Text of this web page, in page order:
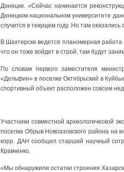
Донецке. «Сейчас начинается
Донецком национальном университете
случится в текущем году. Но там
В Шахтерске ведется планомерная
что он тоже войдет в строй, там будут
По словам первого заместителя
«Дельфин» в поселке Октябрьский в
спортивный объект расположен совсем
Участники совместной археологической
поселка Обрыв Новоазовского района на
корр. ДАН сообщил старший научный
Кравченко.
«Мы обнаружили остатки строения